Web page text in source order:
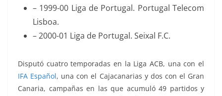
– 1999-00 Liga de Portugal. Portugal Telecom
Lisboa.
– 2000-01 Liga de Portugal. Seixal F.C.
Disputó cuatro temporadas en la Liga ACB, una con el
IFA Español, una con el Cajacanarias y dos con el Gran
Canaria, campañas en las que acumuló 49 partidos y